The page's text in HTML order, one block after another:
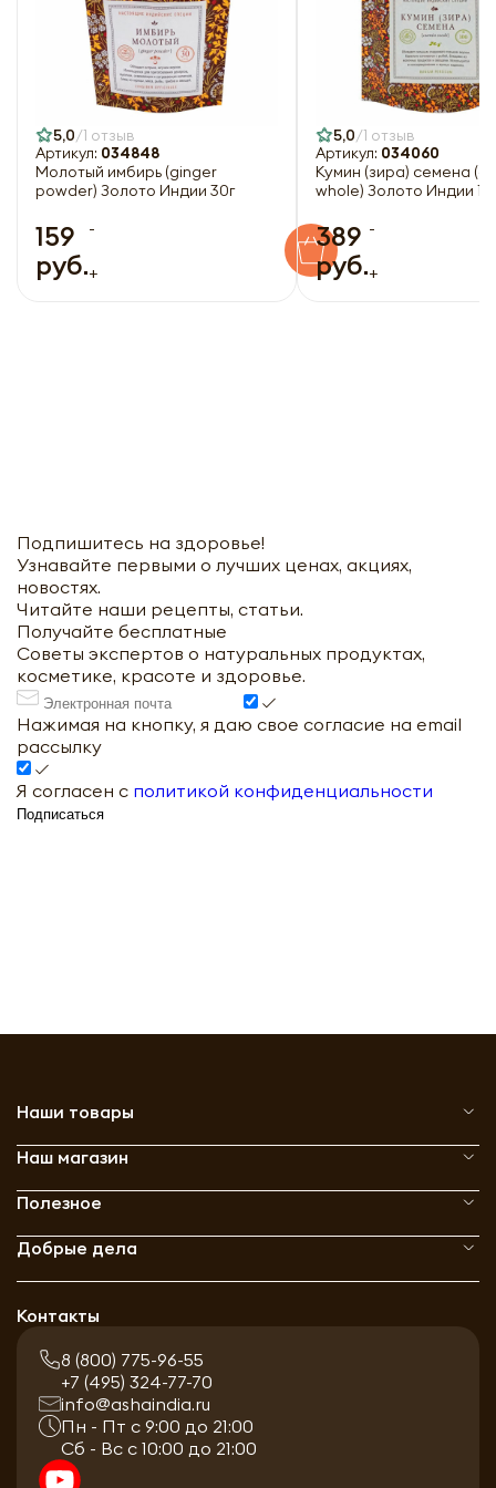
5,0 1 отзыв
Артикул: 034848
Молотый имбирь (ginger
powder) Золото Индии 30г
159
руб.
-
+
5,0 1 отзыв
Артикул: 034060
Кумин (зира) семена
whole) Золото Индии
389
руб.
-
+
Подпишитесь на здоровье!
Узнавайте первыми о лучших ценах, акциях,
новостях.
Читайте наши рецепты, статьи.
Получайте бесплатные
Советы экспертов о натуральных продуктах,
косметике, красоте и здоровье.
Нажимая на кнопку, я даю свое согласие на email
рассылку
Я согласен с политикой конфиденциальности
Подписаться
Наши товары
Наш магазин
Полезное
Добрые дела
Контакты
8 (800) 775-96-55
+7 (495) 324-77-70
info@ashaindia.ru
Пн - Пт с 9:00 до 21:00
Сб - Вс с 10:00 до 21:00